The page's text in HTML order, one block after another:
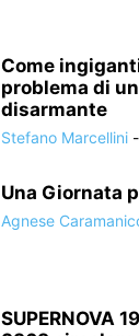
Come
problema di
disarmante
Stefano Marcellini -
Una Giornata
Agnese
SUPERNOVA